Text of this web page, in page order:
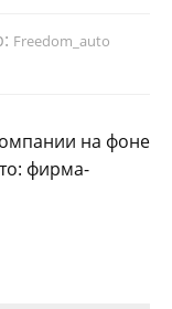
Freedom_auto
на фоне
фирма-